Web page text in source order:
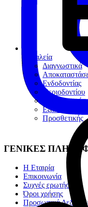
Εργαλεία
Διαγνωστικά
Ενδοδοντίας
Περιοδοντίου
Χειρουργικής
Εξακτικής
Προσθετικής
ΓΕΝΙΚΕΣ
Η Εταιρία
Επικοινωνία
Συχνές ερωτήσεις
Όροι χρήσης
Προσωπικά